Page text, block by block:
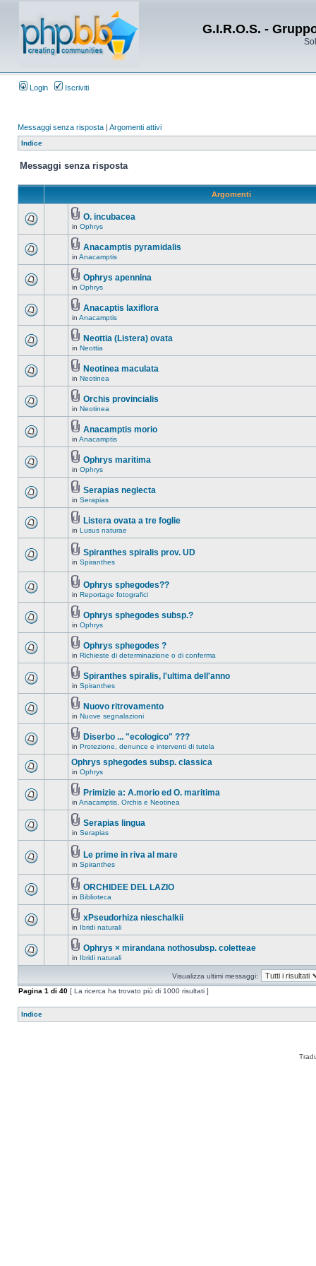
G.I.R.O.S. -
Login Iscriviti
Messaggi senza risposta | Argomenti attivi
Indice
Messaggi senza risposta
Argomenti
O. incubacea
in Ophrys
Anacamptis pyramidalis
in Anacamptis
Ophrys apennina
in Ophrys
Anacaptis laxiflora
in Anacamptis
Neottia (Listera) ovata
in Neottia
Neotinea maculata
in Neotinea
Orchis provincialis
in Neotinea
Anacamptis morio
in Anacamptis
Ophrys maritima
in Ophrys
Serapias neglecta
in Serapias
Listera ovata a tre foglie
in Lusus naturae
Spiranthes spiralis prov. UD
in Spiranthes
Ophrys sphegodes??
in Reportage fotografici
Ophrys sphegodes subsp.?
in Ophrys
Ophrys sphegodes ?
in Richieste di determinazione o di conferma
Spiranthes spiralis, l'ultima dell'anno
in Spiranthes
Nuovo ritrovamento
in Nuove segnalazioni
Diserbo ... "ecologico" ???
in Protezione, denunce e interventi di tutela
Ophrys sphegodes subsp. classica
in Ophrys
Primizie a: A.morio ed O. maritima
in Anacamptis, Orchis e Neotinea
Serapias lingua
in Serapias
Le prime in riva al mare
in Spiranthes
ORCHIDEE DEL LAZIO
in Biblioteca
xPseudorhiza nieschalkii
in Ibridi naturali
Ophrys × mirandana nothosubsp. coletteae
in Ibridi naturali
Visualizza ultimi messaggi:
Pagina 1 di 40 [ La ricerca ha trovato più di 1000 risultati ]
Indice